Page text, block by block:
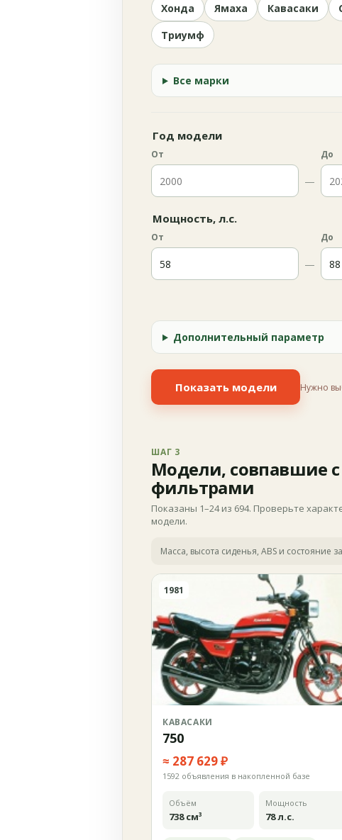
Хонда Ямаха Кавасаки
Триумф
Все марки
Год модели
От
—
До
Мощность, л.с.
От
—
До
Дополнительный параметр
Показать модели Нужно
ШАГ 3
Модели, совпавшие
фильтрами
Показаны 1–24 из 694. Проверьте
модели.
Масса, высота сиденья, ABS и состояние
1981
КАВАСАКИ
750
≈ 287 629 ₽
1592 объявления в накопленной базе
Объём
738 см³
Мощность
78 л.с.